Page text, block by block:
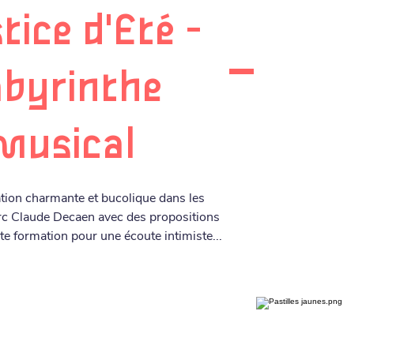
d'Eté -
charmante et bucolique dans les
Claude Decaen avec des propositions
formation pour une écoute intimiste...